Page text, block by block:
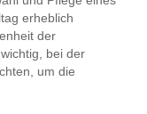
erheblich
der
bei der
um die